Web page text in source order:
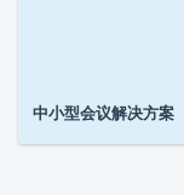
中小型会议解决方案